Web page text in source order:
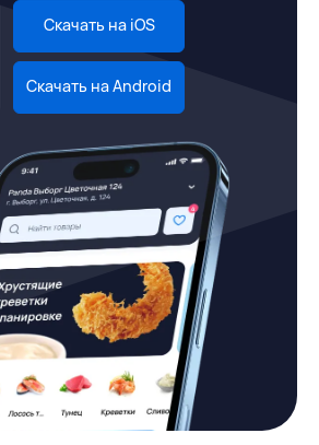
Скачать на iOS
Скачать на Android